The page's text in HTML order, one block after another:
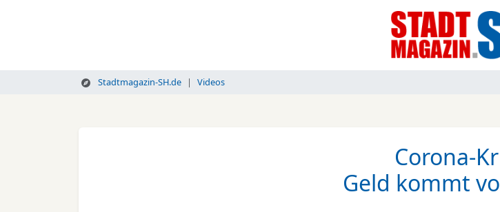
Stadtmagazin-SH.de Videos
Corona-
Geld kommt